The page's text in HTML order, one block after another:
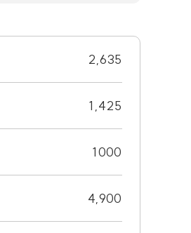
2,635
1,425
1000
4,900